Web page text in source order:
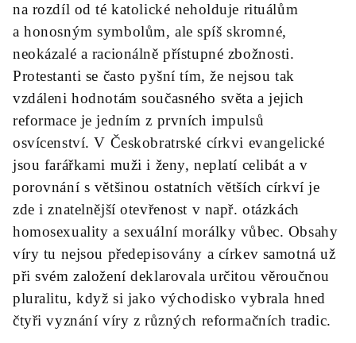
na rozdíl od té katolické neholduje rituálům
a honosným symbolům, ale spíš skromné,
neokázalé a racionálně přístupné zbožnosti.
Protestanti se často pyšní tím, že nejsou tak
vzdáleni hodnotám současného světa a jejich
reformace je jedním z prvních impulsů
osvícenství. V Českobratrské církvi evangelické
jsou farářkami muži i ženy, neplatí celibát a v
porovnání s většinou ostatních větších církví je
zde i znatelnější otevřenost v např. otázkách
homosexuality a sexuální morálky vůbec. Obsahy
víry tu nejsou předepisovány a církev samotná už
při svém založení deklarovala určitou věroučnou
pluralitu, když si jako východisko vybrala hned
čtyři vyznání víry z různých reformačních tradic.